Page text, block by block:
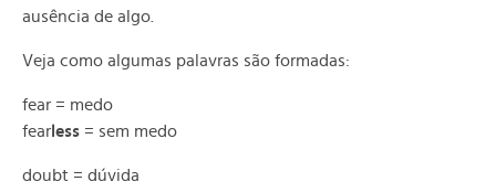
ausência de algo.
Veja como algumas palavras são formadas:
fear = medo
fear less = sem medo
doubt = dúvida